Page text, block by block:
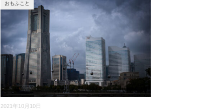
2021年10月10日
おもふこと